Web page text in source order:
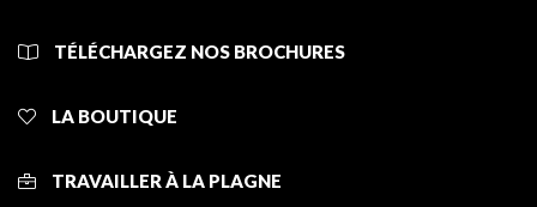
TÉLÉCHARGEZ NOS BROCHURES
LA BOUTIQUE
TRAVAILLER À LA PLAGNE